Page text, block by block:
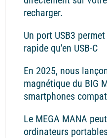
recharger.
Un port USB3
rapide qu’en USB-C
En 2025, nous
magnétique du BIG
smartphones
Le MEGA MANA
ordinateurs